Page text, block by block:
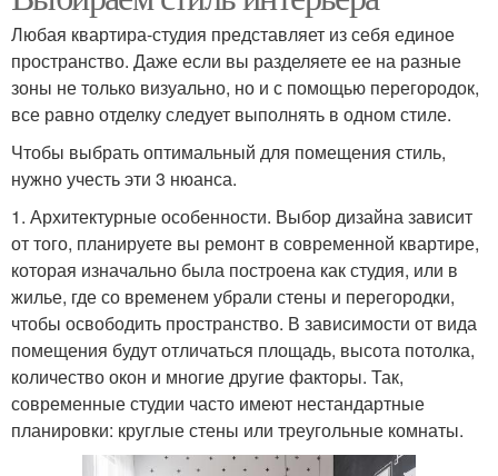
Любая квартира-студия представляет из себя единое
пространство. Даже если вы разделяете ее на разные
зоны не только визуально, но и с помощью перегородок,
все равно отделку следует выполнять в одном стиле.
Чтобы выбрать оптимальный для помещения стиль,
нужно учесть эти 3 нюанса.
1. Архитектурные особенности. Выбор дизайна зависит
от того, планируете вы ремонт в современной квартире,
которая изначально была построена как студия, или в
жилье, где со временем убрали стены и перегородки,
чтобы освободить пространство. В зависимости от вида
помещения будут отличаться площадь, высота потолка,
количество окон и многие другие факторы. Так,
современные студии часто имеют нестандартные
планировки: круглые стены или треугольные комнаты.